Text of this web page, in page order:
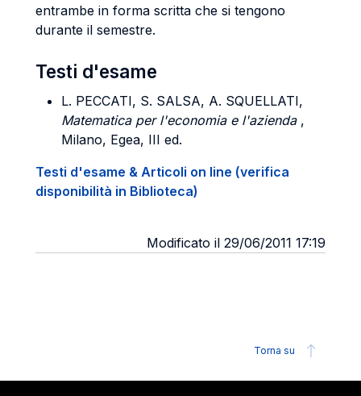
entrambe in forma scritta che si tengono
durante il semestre.
Testi d'esame
L. PECCATI, S. SALSA, A. SQUELLATI,
Matematica per l'economia e l'azienda ,
Milano, Egea, III ed.
Testi d'esame & Articoli on line (verifica
disponibilità in Biblioteca)
Modificato il 29/06/2011 17:19
Torna su